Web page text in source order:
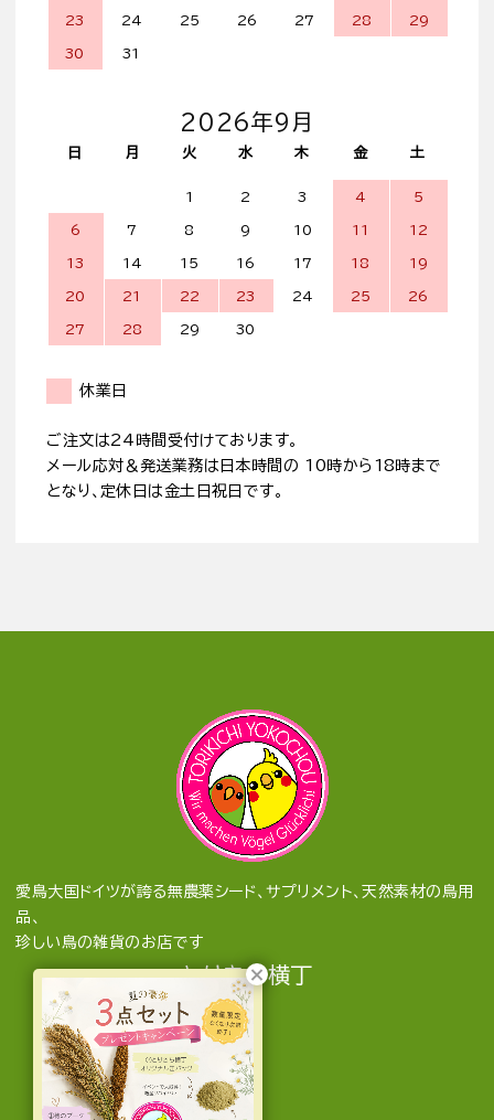
23 24 25 26 27 28 29
30 31
2026年9月
日 月 火 水 木 金 土
1 2 3 4 5
6 7 8 9 10 11 12
13 14 15 16 17 18 19
20 21 22 23 24 25 26
27 28 29 30
休業日
ご注文は24時間受付けております。
メール応対＆発送業務は日本時間の 10時から18時まで
となり、定休日は金土日祝日です。
愛鳥大国ドイツが誇る無農薬シード、サプリメント、天然素材の鳥用
品、
珍しい鳥の雑貨のお店です
とりきち横丁